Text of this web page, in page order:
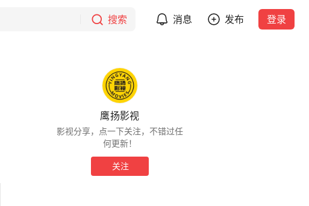
搜索 消息 发布 登录
鹰扬影视
影视分享，点一下关注，不错过任
何更新！
关注